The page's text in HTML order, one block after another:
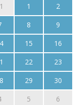
1
2
8
9
15
16
22
23
29
30
5 6